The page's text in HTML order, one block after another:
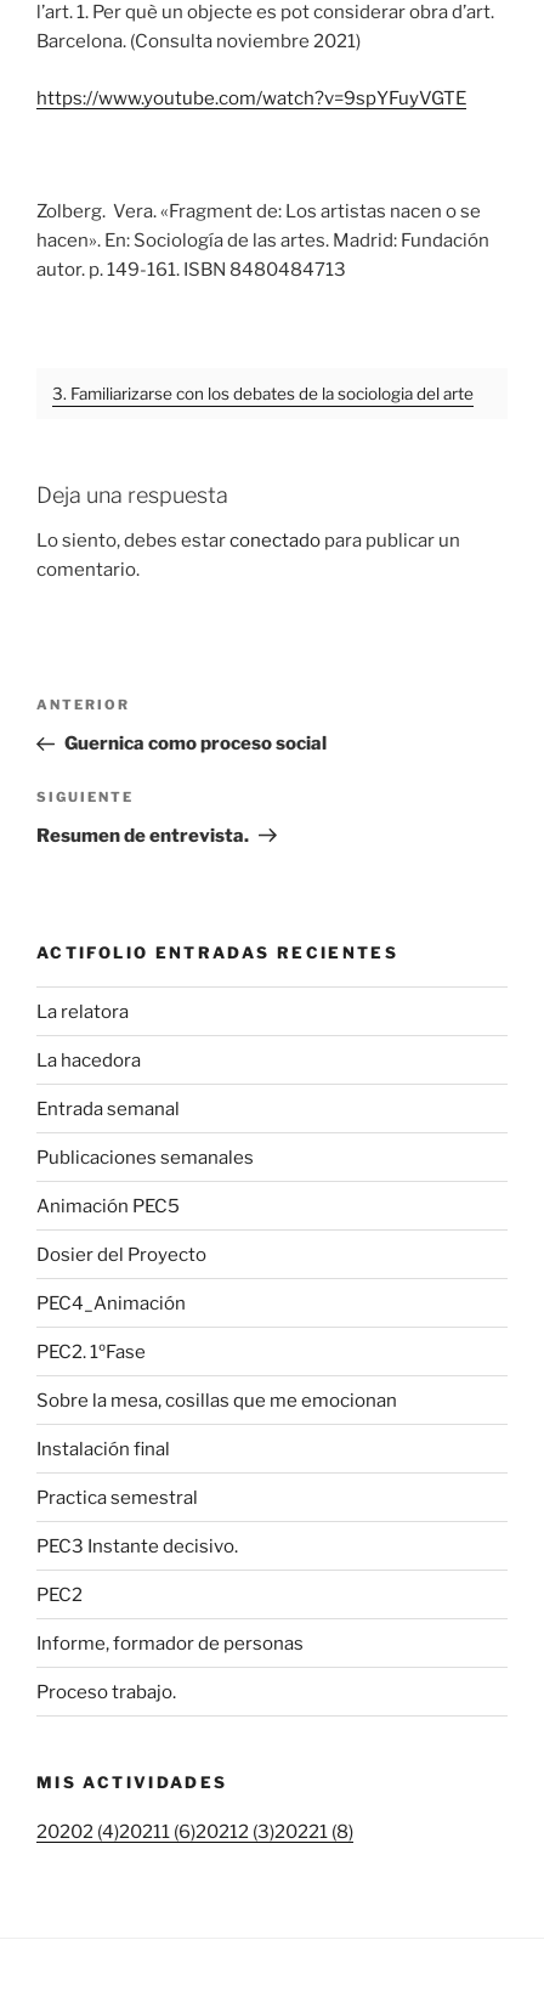
l’art. 1. Per què un objecte es pot considerar obra d’art.
Barcelona. (Consulta noviembre 2021)
https://www.youtube.com/watch?v=9spYFuyVGTE
Zolberg. Vera. «Fragment de: Los artistas nacen o se
hacen». En: Sociología de las artes. Madrid: Fundación
autor. p. 149-161. ISBN 8480484713
3. Familiarizarse con los debates de la sociologia del arte
Deja una respuesta
Lo siento, debes estarconectado para publicar un
comentario.
Navegación
entradas
Entrada
anterior:
ANTERIOR
Guernica como proceso social
Siguiente
entrada
SIGUIENTE
Resumen de entrevista.
ACTIFOLIO ENTRADAS RECIENTES
La relatora
La hacedora
Entrada semanal
Publicaciones semanales
Animación PEC5
Dosier del Proyecto
PEC4_Animación
PEC2. 1ºFase
Sobre la mesa, cosillas que me emocionan
Instalación final
Practica semestral
PEC3 Instante decisivo.
PEC2
Informe, formador de personas
Proceso trabajo.
MIS ACTIVIDADES
20202 (4)20211 (6)20212 (3)20221 (8)